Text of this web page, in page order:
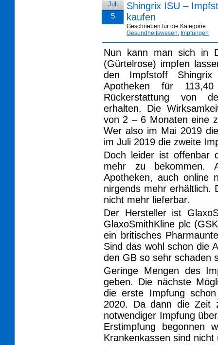
Juli
5
Shingrix ISU –
kaufen
Geschrieben für die Kategorie
Gesundheitswesen, Impfungen
Nun kann man sich in
(Gürtelrose) impfen
den Impfstoff
Apotheken für
Rückerstattung von
erhalten. Die
von 2 – 6 Monaten eine
Wer also im Mai 2019
im Juli 2019 die zweite
Doch leider ist offenbar
mehr zu bekommen.
Apotheken, auch online
nirgends mehr erhältlich.
nicht mehr lieferbar.
Der Hersteller ist
GlaxoSmithKline plc
ein britisches
Sind das wohl schon die
den GB so sehr schaden
Geringe Mengen des
geben. Die nächste
die erste Impfung
2020. Da dann die Zeit
notwendiger Impfung
Erstimpfung begonnen
Krankenkassen sind nicht